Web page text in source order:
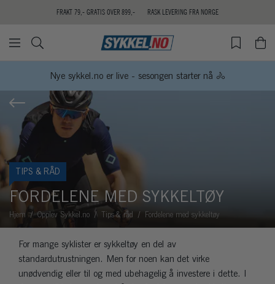
FRAKT 79,- GRATIS OVER 899,- RASK LEVERING FRA NORGE
Nye sykkel.no er live - sesongen starter nå 🚴
TIPS & RÅD
FORDELENE MED SYKKELTØY
Hjem Opplev Sykkel.no Tips & råd Fordelene med sykkeltøy
For mange syklister er sykkeltøy en del av
standardutrustningen. Men for noen kan det virke
unødvendig eller til og med ubehagelig å investere i dette. I